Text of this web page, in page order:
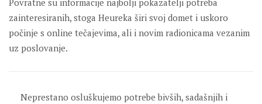
Povratne su informacije najbolji pokazatelji potreba
zainteresiranih, stoga Heureka širi svoj domet i uskoro
počinje s online tečajevima, ali i novim radionicama vezanim
uz poslovanje.
Neprestano osluškujemo potrebe bivših, sadašnjih i